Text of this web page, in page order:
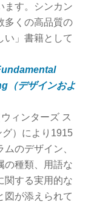
ます。シンカン
多くの高品質の
い」書籍として
（デザインおよ
ィンターズ ス
）により1915
のデザイン、
の種類、用語な
関する実用的な
図が添えられて